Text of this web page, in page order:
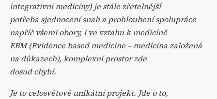
integrativní medicíny) je stále zřetelnější
potřeba sjednocení snah a prohloubení spolupráce
napříč všemi obory, i ve vztahu k medicíně
EBM (Evidence based medicine – medicína založená
na důkazech), komplexní prostor zde
dosud chybí.
Je to celosvětově unikátní projekt. Jde o to,